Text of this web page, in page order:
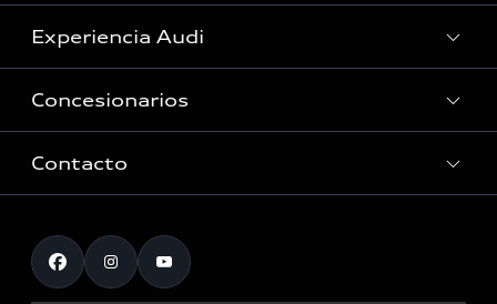
Ver Modelos
Experiencia Audi
Historia
Innovación Audi
Tecnologia quattro®
Audi Motorsport
Noticias
Concesionarios
Servicio Post Venta
Llamado a revisión airbag Takata
Contacto
Atención al cliente